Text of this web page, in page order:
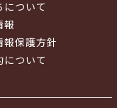
について
報
報保護方針
について